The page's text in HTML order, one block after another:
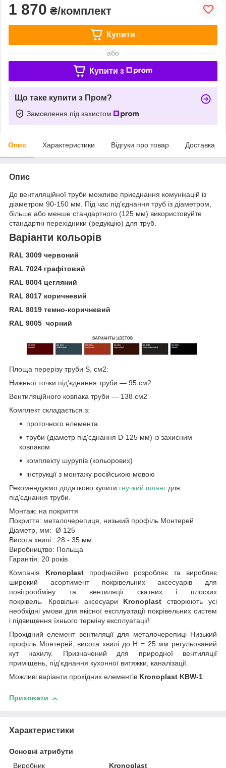
1 870 ₴/комплект
Купити
або
Купити з
Що таке купити з Пром?
Замовлення під захистом
Опис Характеристики Відгуки про товар Доставка
Опис
До вентиляційної труби можливе приєднання комунікацій із
діаметром 90-150 мм. Під час під'єднання труб із діаметром,
більше або менше стандартного (125 мм) використовуйте
стандартні перехідники (редукцію) для труб.
Варіанти кольорів
RAL 3009 червоний
RAL 7024 графітовий
RAL 8004 цегляний
RAL 8017 коричневий
RAL 8019 темно-коричневий
RAL 9005 чорний
Площа перерізу труби S, см2:
Нижньої точки під'єднання труби — 95 см2
Вентиляційного ковпака труби — 138 см2
Комплект складається з:
проточного елемента
труби (діаметр під'єднання D-125 мм) із захисним
ковпаком
комплекту шурупів (кольорових)
інструкції з монтажу російською мовою
Рекомендуємо додатково купити гнучкий шланг для
під'єднання труби.
Монтаж: на покриття
Покриття: металочерепиця, низький профіль Монтерей
Діаметр, мм: Ø 125
Висота хвилі: 28 - 35 мм
Виробництво: Польща
Гарантія: 20 років
Компанія Kronoplast професійно розробляє та виробляє
широкий асортимент покрівельних аксесуарів для
повітрообміну та вентиляції скатних і плоских
покрівель. Кровільні аксесуари Kronoplastстворюють усі
необхідні умови для якісної експлуатації покрівельних систем
і підвищення їхнього терміну експлуатації!
Прохідний елемент вентиляції для металочерепиці Низький
профіль Монтерей, висота хвилі до Н = 25 мм регульований
кут нахилу. Призначений для природної вентиляції
приміщень, під'єднання кухонної витяжки, каналізації.
Можливі варіанти прохідних елементів Kronoplast KBW-1:
Приховати
Характеристики
Основні атрибути
Виробник
Kronoplast